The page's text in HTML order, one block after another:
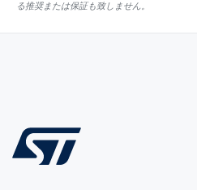
る推奨または保証も致しません。